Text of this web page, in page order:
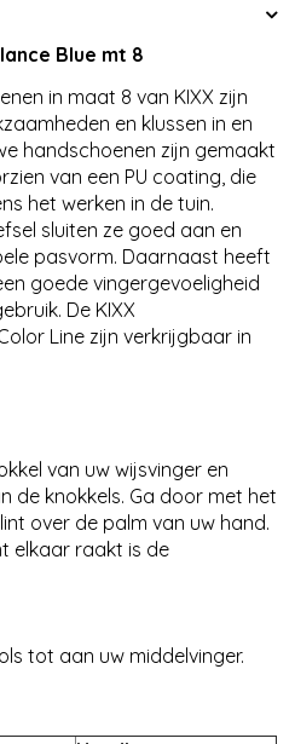
Blue mt 8
in maat 8 van KIXX zijn
en klussen in en
handschoenen zijn gemaakt
van een PU coating, die
het werken in de tuin.
sluiten ze goed aan en
pasvorm. Daarnaast heeft
goede vingergevoeligheid
De KIXX
Line zijn verkrijgbaar in
van uw wijsvinger en
de knokkels. Ga door met het
over de palm van uw hand.
elkaar raakt is de
tot aan uw middelvinger.